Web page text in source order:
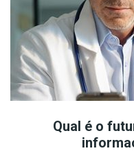
Qual é o